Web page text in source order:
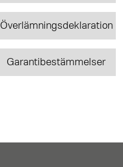
Överlämningsdeklaration
Garantibestämmelser